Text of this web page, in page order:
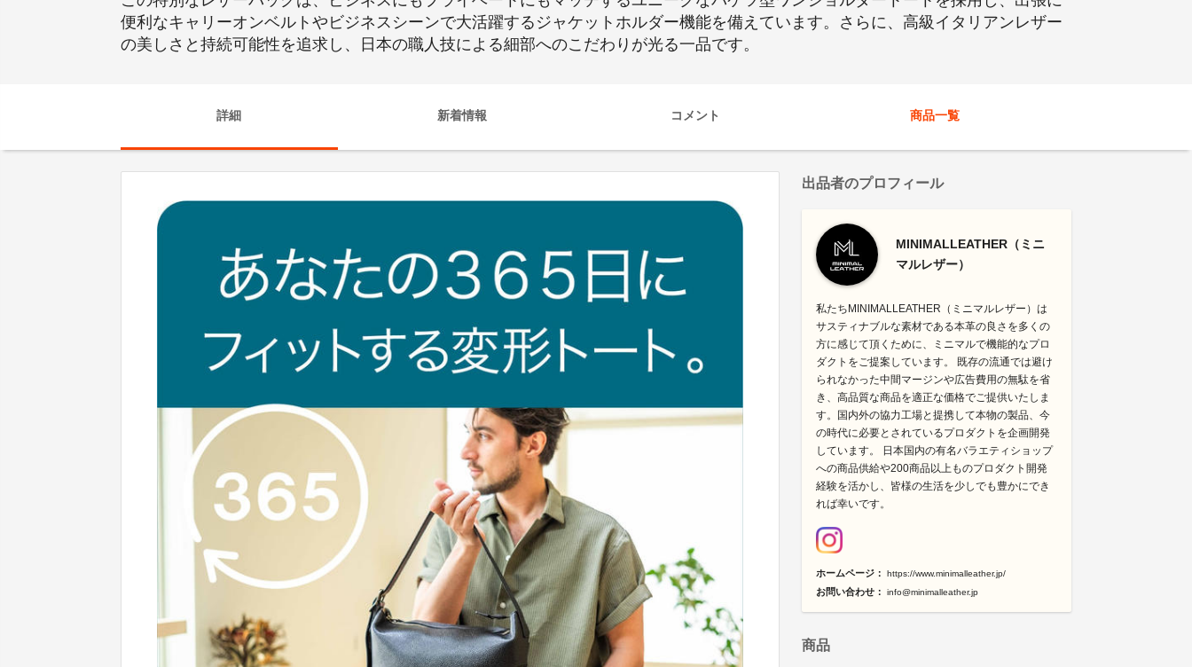
便利なキャリーオンベルトやビジネスシーンで大活躍するジャケットホルダー機能を備えています。さらに、高級イタリアンレザー
の美しさと持続可能性を追求し、日本の職人技による細部へのこだわりが光る一品です。
詳細 新着情報 コメント 商品一覧
出品者のプロフィール
MINIMALLEATHER（ミニ
マルレザー）
私たちMINIMALLEATHER（ミニマルレザー）は
サスティナブルな素材である本革の良さを多くの
方に感じて頂くために、ミニマルで機能的なプロ
ダクトをご提案しています。 既存の流通では避け
られなかった中間マージンや広告費用の無駄を省
き、高品質な商品を適正な価格でご提供いたしま
す。国内外の協力工場と提携して本物の製品、今
の時代に必要とされているプロダクトを企画開発
しています。 日本国内の有名バラエティショップ
への商品供給や200商品以上ものプロダクト開発
経験を活かし、皆様の生活を少しでも豊かにでき
れば幸いです。
ホームページ： https://www.minimalleather.jp/
お問い合わせ： info@minimalleather.jp
商品